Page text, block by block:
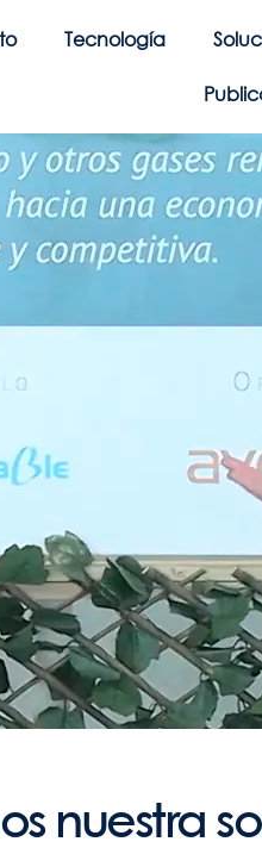
Tecnología
nuestra